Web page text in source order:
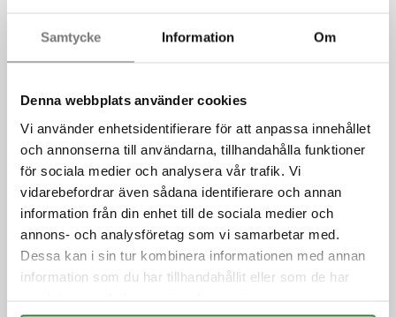
Samtycke Information Om
Denna webbplats använder cookies
Vi använder enhetsidentifierare för att anpassa innehållet
och annonserna till användarna, tillhandahålla funktioner
för sociala medier och analysera vår trafik. Vi
vidarebefordrar även sådana identifierare och annan
information från din enhet till de sociala medier och
annons- och analysföretag som vi samarbetar med.
Dessa kan i sin tur kombinera informationen med annan
information som du har tillhandahållit eller som de har
Hjälp med eldstad
och skorsten?